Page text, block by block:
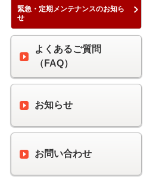
緊急・定期メンテナンスのお知ら
せ
よくあるご質問
（FAQ）
お知らせ
お問い合わせ